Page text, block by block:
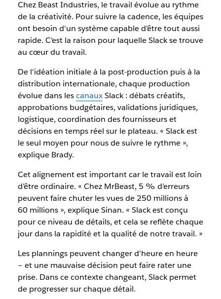
Chez Beast Industries, le travail évolue au rythme
de la créativité. Pour suivre la cadence, les équipes
ont besoin d'un système capable d'être tout aussi
rapide. C'est la raison pour laquelle Slack se trouve
au cœur du travail.
De l'idéation initiale à la post-production puis à la
distribution internationale, chaque production
évolue dans lescanauxSlack : débats créatifs,
approbations budgétaires, validations juridiques,
logistique, coordination des fournisseurs et
décisions en temps réel sur le plateau. « Slack est
le seul moyen pour nous de suivre le rythme »,
explique Brady.
Cet alignement est important car le travail est loin
d’être ordinaire. « Chez MrBeast, 5 % d’erreurs
peuvent faire chuter les vues de 250 millions à
60 millions », explique Sinan. « Slack est conçu
pour ce niveau de détails, et cela se reflète chaque
jour dans la rapidité et la qualité de notre travail. »
Les plannings peuvent changer d'heure en heure
– et une mauvaise décision peut faire rater une
prise. Dans ce contexte changeant, Slack permet
de progresser sur chaque détail.